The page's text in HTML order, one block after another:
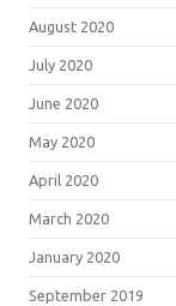
August 2020
July 2020
June 2020
May 2020
April 2020
March 2020
January 2020
September 2019